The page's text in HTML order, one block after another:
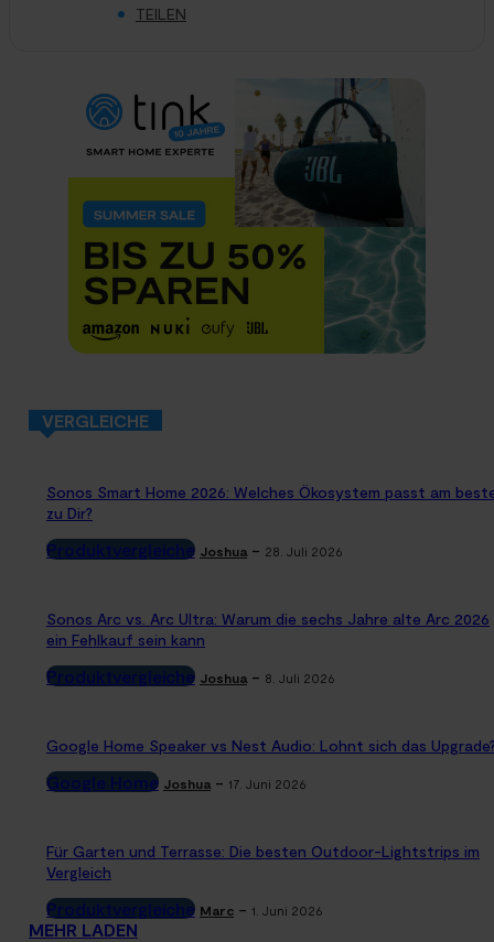
TEILEN
VERGLEICHE
Sonos Smart Home 2026: Welches Ökosystem passt am
zu Dir?
Produktvergleiche Joshua - 28. Juli 2026
Sonos Arc vs. Arc Ultra: Warum die sechs Jahre alte Arc 2026
ein Fehlkauf sein kann
Produktvergleiche Joshua - 8. Juli 2026
Google Home Speaker vs Nest Audio: Lohnt sich das
Google Home Joshua - 17. Juni 2026
Für Garten und Terrasse: Die besten Outdoor-Lightstrips im
Vergleich
Produktvergleiche Marc - 1. Juni 2026
MEHR LADEN